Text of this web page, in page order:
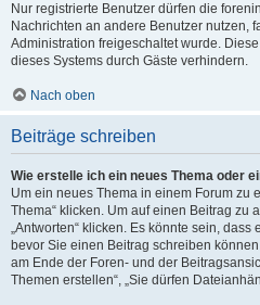
Nur registrierte Benutzer dürfen die
Nachrichten an andere Benutzer nutzen,
Administration freigeschaltet wurde.
dieses Systems durch Gäste verhindern.
Nach oben
Beiträge schreiben
Wie erstelle ich ein neues Thema oder
Um ein neues Thema in einem Forum zu
Thema“ klicken. Um auf einen Beitrag zu
„Antworten“ klicken. Es könnte sein,
bevor Sie einen Beitrag schreiben
am Ende der Foren- und der
Themen erstellen“, „Sie dürfen